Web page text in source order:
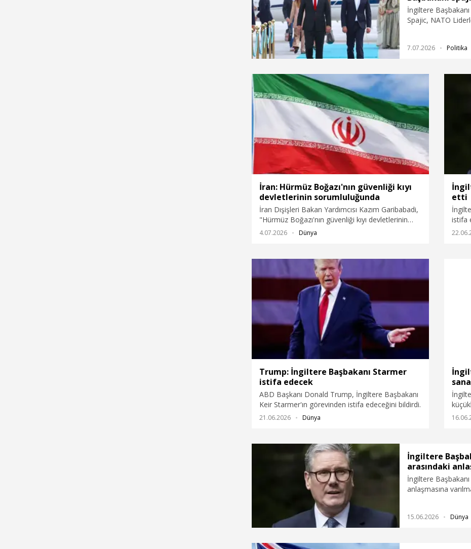
İngiltere
Spajic, NATO
7.07.2026 Politika
İran: Hürmüz Boğazı'nın güvenliği kıyı
devletlerinin sorumluluğunda
İran Dışişleri Bakan Yardımcısı Kazım Garibabadi,
"Hürmüz Boğazı'nın güvenliği kıyı devletlerinin
sorumluluğundadır ve krize yol açanlar,
maceracılıklarının sonuçlarından sorumlu
4.07.2026 Dünya
etti
istifa
Trump: İngiltere Başbakanı Starmer
istifa edecek
ABD Başkanı Donald Trump, İngiltere Başbakanı
Keir Starmer'ın görevinden istifa edeceğini bildirdi.
21.06.2026 Dünya
İngiltere
arasındaki
İngiltere
anlaşmasına
15.06.2026 Dünya